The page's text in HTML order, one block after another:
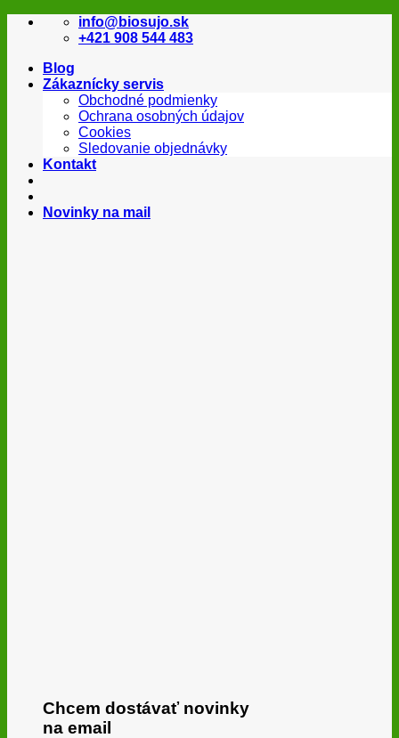
Skip
info@biosujo.sk
+421 908 544 483
Blog
Zákaznícky servis
Obchodné podmienky
Ochrana osobných údajov
Cookies
Sledovanie objednávky
Kontakt
Novinky na mail
Chcem dostávať novinky
na email